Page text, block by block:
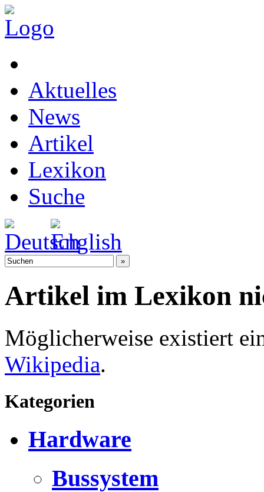
Aktuelles
News
Artikel
Lexikon
Suche
Artikel im Lexikon
Möglicherweise existiert
Wikipedia.
Kategorien
Hardware
Bussystem